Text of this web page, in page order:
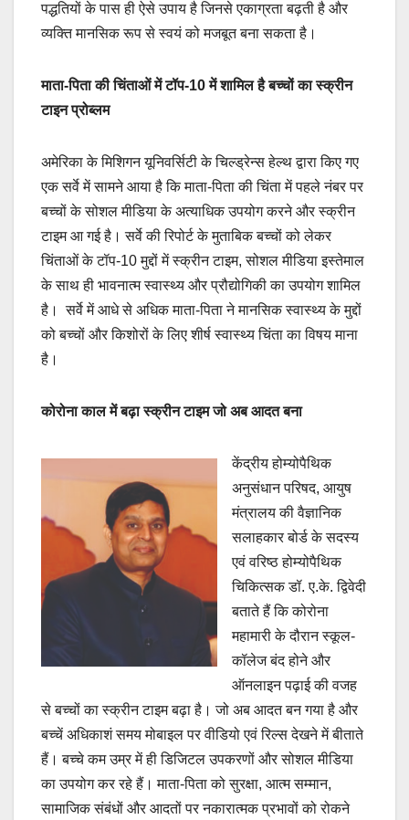
पद्धतियों के पास ही ऐसे उपाय है जिनसे एकाग्रता बढ़ती है और
व्यक्ति मानसिक रूप से स्वयं को मजबूत बना सकता है।
माता-पिता की चिंताओं में टॉप-10 में शामिल है बच्चों का स्क्रीन
टाइन प्रोब्लम
अमेरिका के मिशिगन यूनिवर्सिटी के चिल्ड्रेन्स हेल्थ द्वारा किए गए
एक सर्वे में सामने आया है कि माता-पिता की चिंता में पहले नंबर पर
बच्चों के सोशल मीडिया के अत्याधिक उपयोग करने और स्क्रीन
टाइम आ गई है। सर्वे की रिपोर्ट के मुताबिक बच्चों को लेकर
चिंताओं के टॉप-10 मुद्दों में स्क्रीन टाइम, सोशल मीडिया इस्तेमाल
के साथ ही भावनात्म स्वास्थ्य और प्रौद्योगिकी का उपयोग शामिल
है। सर्वे में आधे से अधिक माता-पिता ने मानसिक स्वास्थ्य के मुद्दों
को बच्चों और किशोरों के लिए शीर्ष स्वास्थ्य चिंता का विषय माना
है।
कोरोना काल में बढ़ा स्क्रीन टाइम जो अब आदत बना
केंद्रीय होम्योपैथिक
अनुसंधान परिषद, आयुष
मंत्रालय की वैज्ञानिक
सलाहकार बोर्ड के सदस्य
एवं वरिष्ठ होम्योपैथिक
चिकित्सक डॉ. ए.के. द्विवेदी
बताते हैं कि कोरोना
महामारी के दौरान स्कूल-
कॉलेज बंद होने और
ऑनलाइन पढ़ाई की वजह
से बच्चों का स्क्रीन टाइम बढ़ा है। जो अब आदत बन गया है और
बच्चें अधिकाशं समय मोबाइल पर वीडियो एवं रिल्स देखने में बीताते
हैं। बच्चे कम उम्र में ही डिजिटल उपकरणों और सोशल मीडिया
का उपयोग कर रहे हैं। माता-पिता को सुरक्षा, आत्म सम्मान,
सामाजिक संबंधों और आदतों पर नकारात्मक प्रभावों को रोकने